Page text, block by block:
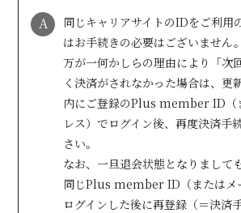
RADIO
6st
NOTE
会員登録 ログイン
A
同じキャリアサイトのIDをご利用
はお手続きの必要はございません。
万が一何かしらの理由により「次
く決済がされなかった場合は、更
内にご登録のPlus member ID（
レス）でログイン後、再度決済手
さい。
なお、一旦退会状態となりまして
同じPlus member ID（またはメ
ログインした後に再登録（＝決済